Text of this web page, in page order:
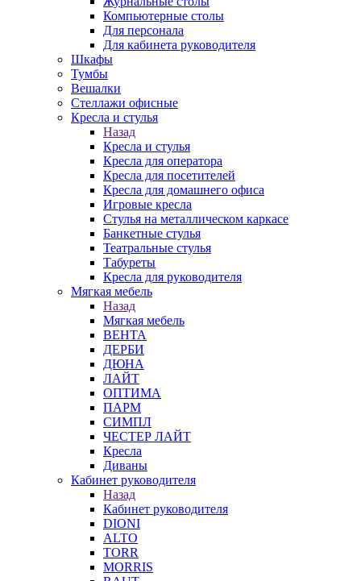
Компьютерные столы
Для персонала
Для кабинета руководителя
Шкафы
Тумбы
Вешалки
Стеллажи офисные
Кресла и стулья
Назад
Кресла и стулья
Кресла для оператора
Кресла для посетителей
Кресла для домашнего офиса
Игровые кресла
Стулья на металлическом каркасе
Банкетные стулья
Театральные стулья
Табуреты
Кресла для руководителя
Мягкая мебель
Назад
Мягкая мебель
ВЕНТА
ДЕРБИ
ДЮНА
ЛАЙТ
ОПТИМА
ПАРМ
СИМПЛ
ЧЕСТЕР ЛАЙТ
Кресла
Диваны
Кабинет руководителя
Назад
Кабинет руководителя
DIONI
ALTO
TORR
MORRIS